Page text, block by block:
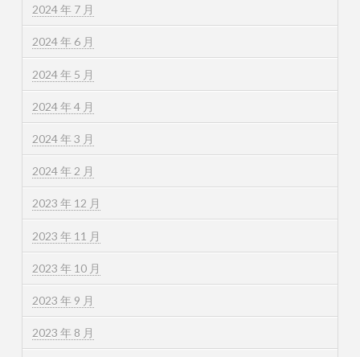
2024 年 7 月
2024 年 6 月
2024 年 5 月
2024 年 4 月
2024 年 3 月
2024 年 2 月
2023 年 12 月
2023 年 11 月
2023 年 10 月
2023 年 9 月
2023 年 8 月